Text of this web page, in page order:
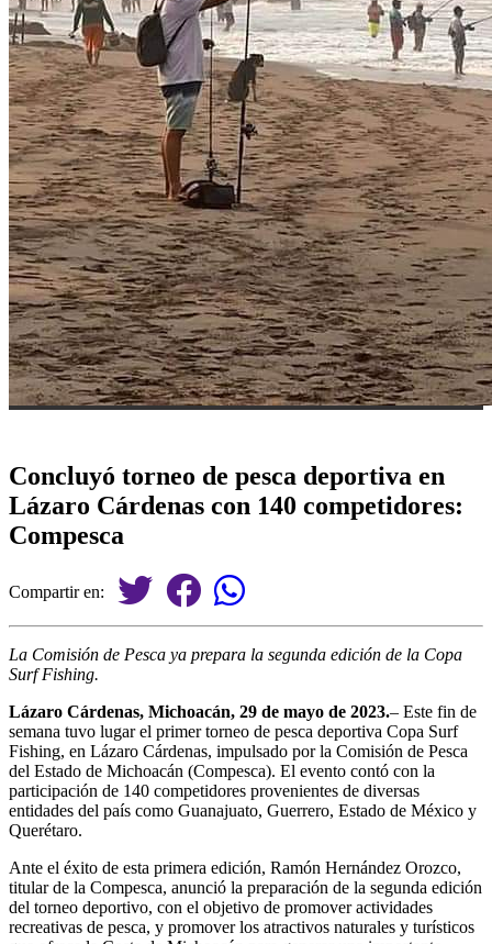
Concluyó torneo de pesca deportiva en
Lázaro Cárdenas con 140 competidores:
Compesca
Compartir en:
La Comisión de Pesca ya prepara la segunda edición de la Copa
Surf Fishing.
Lázaro Cárdenas, Michoacán, 29 de mayo de 2023.– Este fin de
semana tuvo lugar el primer torneo de pesca deportiva Copa Surf
Fishing, en Lázaro Cárdenas, impulsado por la Comisión de Pesca
del Estado de Michoacán (Compesca). El evento contó con la
participación de 140 competidores provenientes de diversas
entidades del país como Guanajuato, Guerrero, Estado de México y
Querétaro.
Ante el éxito de esta primera edición, Ramón Hernández Orozco,
titular de la Compesca, anunció la preparación de la segunda edición
del torneo deportivo, con el objetivo de promover actividades
recreativas de pesca, y promover los atractivos naturales y turísticos